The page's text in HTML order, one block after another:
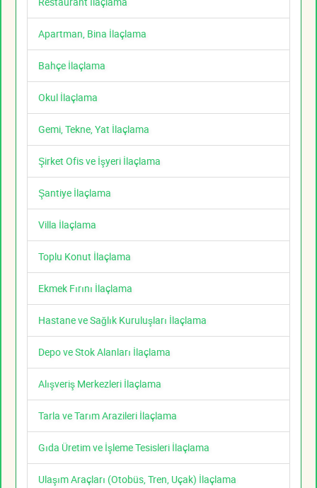
Apartman, Bina İlaçlama
Bahçe İlaçlama
Okul İlaçlama
Gemi, Tekne, Yat İlaçlama
Şirket Ofis ve İşyeri İlaçlama
Şantiye İlaçlama
Villa İlaçlama
Toplu Konut İlaçlama
Ekmek Fırını İlaçlama
Hastane ve Sağlık Kuruluşları İlaçlama
Depo ve Stok Alanları İlaçlama
Alışveriş Merkezleri İlaçlama
Tarla ve Tarım Arazileri İlaçlama
Gıda Üretim ve İşleme Tesisleri İlaçlama
Ulaşım Araçları (Otobüs, Tren, Uçak) İlaçlama